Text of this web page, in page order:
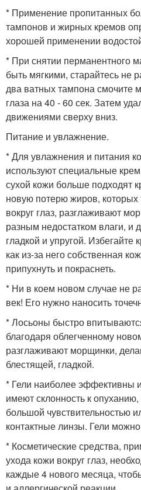
* Применение пропитанных
тампонов и жирных кремов
хорошей применении
* При снятии перманентного
быть мягкими, старайтесь не
два ватных тампона смочите
глаза на 40 - 60 сек. Затем
движениями сверху вниз.
Питание и увлажнение.
* Для увлажнения и питания
используют специальные
сухой кожи больше подходят
новую потерю жиров, которых
вокруг глаз, разглаживают
разным недостатком влаги, и
гладкой и упругой. Избегайте
как из-за него собственная
припухнуть и покраснеть.
* Ни в коем новом случае не
век! Его нужно наносить
* Лосьоны быстро
благодаря облегченному
разглаживают морщинки,
блестящей, гладкой.
* Гели наиболее эффективны
имеют склонность к
большой чувствительностью
контактные линзы. Гели
* Косметические средства,
ухода кожи вокруг глаз,
каждые 4 нового месяца,